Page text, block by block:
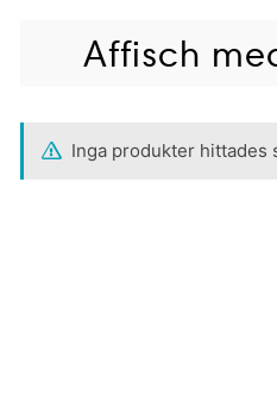
Affisch
Inga produkter hittades